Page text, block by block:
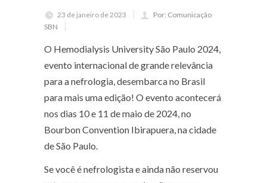
23 de janeiro de 2023
Por: Comunicação
SBN
O Hemodialysis University São Paulo 2024,
evento internacional de grande relevância
para a nefrologia, desembarca no Brasil
para mais uma edição! O evento acontecerá
nos dias 10 e 11 de maio de 2024, no
Bourbon Convention Ibirapuera, na cidade
de São Paulo.
Se você é nefrologista e ainda não reservou